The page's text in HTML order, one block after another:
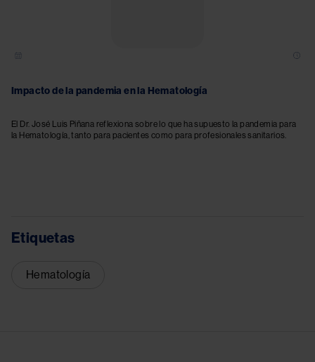
Impacto de la pandemia en la Hematología
El Dr. José Luis Piñana reflexiona sobre lo que ha supuesto la pandemia para
la Hematología, tanto para pacientes como para profesionales sanitarios.
Etiquetas
Hematología